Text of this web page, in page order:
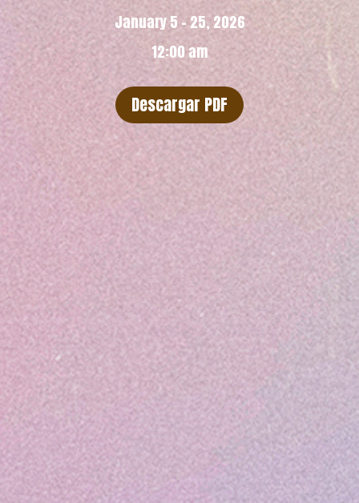
January 5 - 25, 2026
12:00 am
Descargar PDF